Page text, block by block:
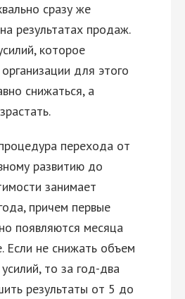
сразу же
результатах продаж.
которое
для этого
снижаться, а
перехода от
развитию до
занимает
причем первые
появляются месяца
Если не снижать объем
то за год-два
результаты от 5 до